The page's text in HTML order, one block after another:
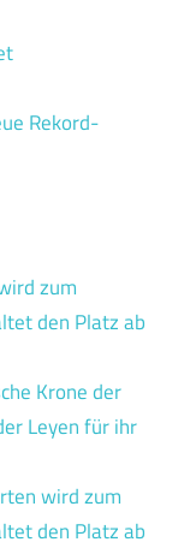
Rekord-
zum
den Platz ab
Krone der
Leyen für ihr
wird zum
den Platz ab